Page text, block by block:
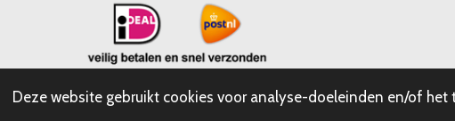
Deze website gebruikt cookies voor analyse-doeleinden en/of